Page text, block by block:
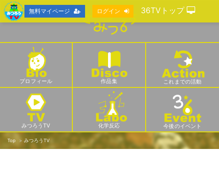
プロフィール 作品集 これまでの活動
みつろうTV 化学反応 今後のイベント
Top みつろうTV
無料マイページ ログイン 36TVトップ